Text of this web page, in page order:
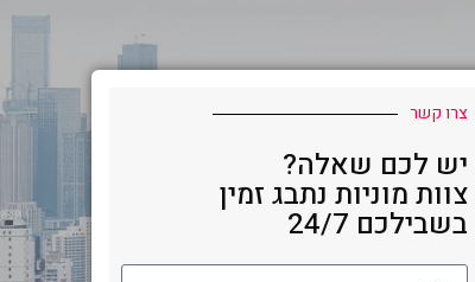
צרו קשר
יש לכם שאלה?
צוות מוניות נתבג זמין
בשבילכם 24/7